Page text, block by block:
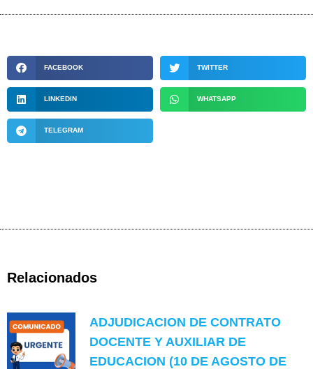
FACEBOOK TWITTER
LINKEDIN WHATSAPP
TELEGRAM
Relacionados
ADJUDICACION DE CONTRATO
DOCENTE Y AUXILIAR DE
EDUCACION (10 DE AGOSTO DE